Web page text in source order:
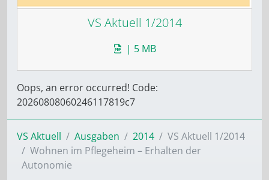
VS Aktuell 1/2014
| 5 MB
Oops, an error occurred! Code:
20260808060246117819c7
VS Aktuell Ausgaben 2014
VS Aktuell 1/2014
Wohnen im Pflegeheim – Erhalten der
Autonomie